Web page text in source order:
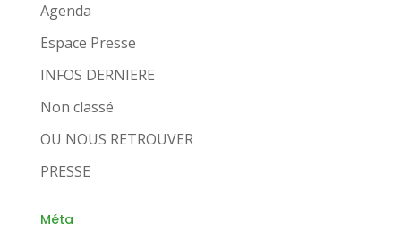
Agenda
Espace Presse
INFOS DERNIERE
Non classé
OU NOUS RETROUVER
PRESSE
Méta